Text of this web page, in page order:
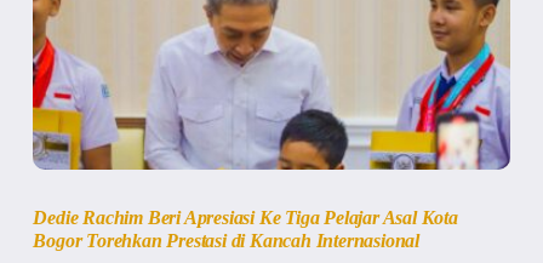
Dedie Rachim Beri Apresiasi Ke Tiga Pelajar Asal Kota
Bogor Torehkan Prestasi di Kancah Internasional